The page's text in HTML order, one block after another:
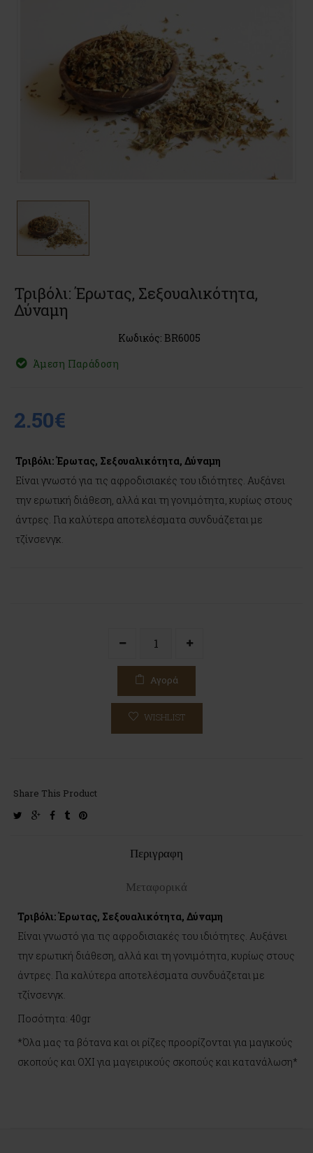
Τριβόλι: Έρωτας, Σεξουαλικότητα,
Δύναμη
Κωδικός: BR6005
Άμεση Παράδοση
2.50€
Τριβόλι: Έρωτας, Σεξουαλικότητα, Δύναμη
Είναι γνωστό για τις αφροδισιακές του ιδιότητες. Αυξάνει
την ερωτική διάθεση, αλλά και τη γονιμότητα, κυρίως στους
άντρες. Για καλύτερα αποτελέσματα συνδυάζεται με
τζίνσενγκ.
Αγορά
WISHLIST
Share This Product
twittergoogle-facebook
tumblrpinterest
Περιγραφη
Μεταφορικά
Τριβόλι: Έρωτας, Σεξουαλικότητα, Δύναμη
Είναι γνωστό για τις αφροδισιακές του ιδιότητες. Αυξάνει
την ερωτική διάθεση, αλλά και τη γονιμότητα, κυρίως στους
άντρες. Για καλύτερα αποτελέσματα συνδυάζεται με
τζίνσενγκ.
Ποσότητα: 40gr
*Όλα μας τα βότανα και οι ρίζες προορίζονται για μαγικούς
σκοπούς και ΟΧΙ για μαγειρικούς σκοπούς και κατανάλωση*